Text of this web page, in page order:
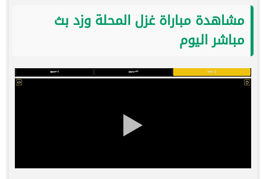
مشاهدة مباراة غزل المحلة وزد بث
مباشر اليوم